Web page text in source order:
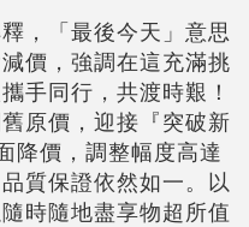
，「最後今天」意思
價，強調在這充滿挑
手同行，共渡時艱！
原價，迎接『突破新
降價，調整幅度高達
質保證依然如一。以
時隨地盡享物超所值